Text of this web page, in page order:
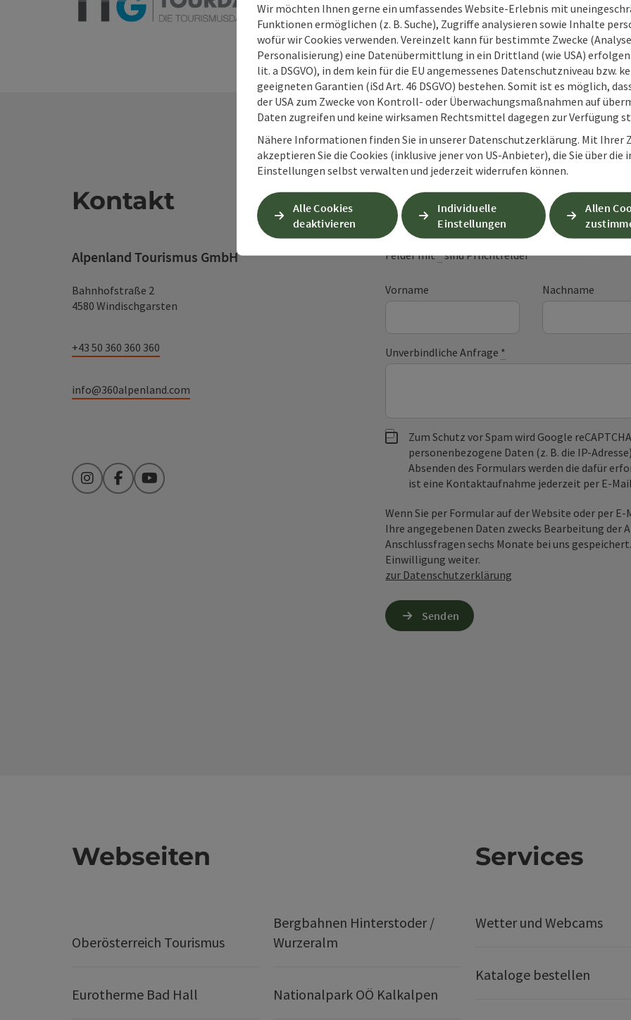
Kontakt
Alpenland Tourismus GmbH
Bahnhofstraße 2
4580 Windischgarsten
+43 50 360 360 360
info@360alpenland.com
InstagramFacebookYouTube
Unverbindliche
Felder mit*sind Pflichtfelder
Vorname Nachname
Unverbindliche Anfrage *
Zum Schutz vor Spam wird Google
personenbezogene Daten (z. B. die IP-
Absenden des Formulars werden die dafür
ist eine Kontaktaufnahme jederzeit per E-
Wenn Sie per Formular auf der Website oder per
Ihre angegebenen Daten zwecks Bearbeitung der
Anschlussfragen sechs Monate bei uns
Einwilligung weiter.
zur Datenschutzerklärung
Senden
Webseiten
Oberösterreich Tourismus
Bergbahnen Hinterstoder /
Wurzeralm
Eurotherme Bad Hall Nationalpark OÖ Kalkalpen
Services
Wetter und Webcams
Kataloge bestellen
Wir möchten Ihnen gerne ein umfassendes Website-Erlebnis mit
Funktionen ermöglichen (z. B. Suche), Zugriffe analysieren sowie Inhalte
wofür wir Cookies verwenden. Vereinzelt kann für bestimmte Zwecke
Personalisierung) eine Datenübermittlung in ein Drittland (wie USA) erfolgen
lit. a DSGVO), in dem kein für die EU angemessenes Datenschutzniveau bzw.
geeigneten Garantien (iSd Art. 46 DSGVO) bestehen. Somit ist es möglich,
der USA zum Zwecke von Kontroll- oder Überwachungsmaßnahmen auf
Daten zugreifen und keine wirksamen Rechtsmittel dagegen zur Verfügung
Nähere Informationen finden Sie in unserer Datenschutzerklärung. Mit Ihrer
akzeptieren Sie die Cookies (inklusive jener von US-Anbieter), die Sie über die
Einstellungen selbst verwalten und jederzeit widerrufen können.
Alle Cookies
deaktivieren
Individuelle
Einstellungen
Allen